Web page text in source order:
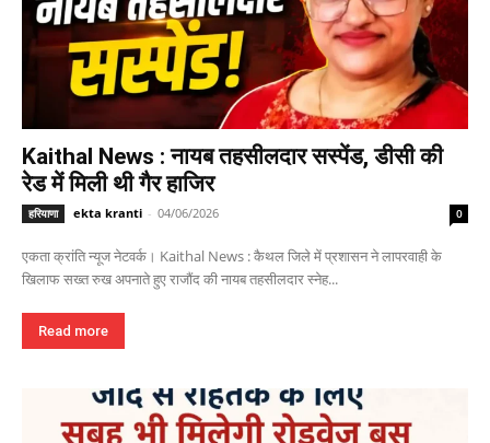
Kaithal News : नायब तहसीलदार सस्पेंड, डीसी की
रेड में मिली थी गैर हाजिर
हरियाणा ekta kranti - 04/06/2026 0
एकता क्रांति न्यूज नेटवर्क। Kaithal News : कैथल जिले में प्रशासन ने लापरवाही के
खिलाफ सख्त रुख अपनाते हुए राजौंद की नायब तहसीलदार स्नेह...
Read more